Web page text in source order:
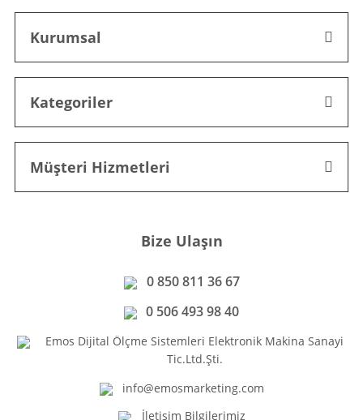
Kurumsal
Kategoriler
Müşteri Hizmetleri
Bize Ulaşın
0 850 811 36 67
0 506 493 98 40
Emos Dijital Ölçme Sistemleri Elektronik Makina Sanayi
Tic.Ltd.Şti.
info@emosmarketing.com
İletişim Bilgilerimiz